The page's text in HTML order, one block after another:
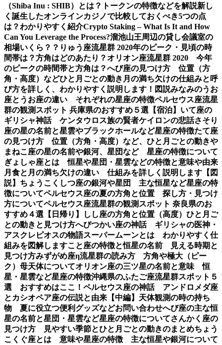
（Shiba Inu : SHIB）とは？トークンの特徴などを解説新し
く誕生したオンラインカジノで比較しておくべき5つの点
は？わかりやすく紹介Crypto Staking – What Is It and How
Can You Leverage the Process?溜池山王周辺の貸し会議室の
相場いくら？？ りゅう座流星群 2020年のピーク・見頃の時
間帯は？方角はどのあたり？オリオン座流星群 2020 今年
のピークの時間帯と方角は？へび座の見つけ方 位置（方
角・高度）などひと月ごとの動き 月の満ち欠けの仕組みと呼
び方を詳しく、わかりやすく説明します！図説みなみのうお
座とうお座の違い それぞれの星座の特徴ペルセウス座流星
群の観測スポット 兵庫県のおすすめ５選【宿泊】 いて座の
ギリシャ神話 ケンタウロス族の賢者ケイロンの悲話さそり
座の星の名前と星雲やブラックホールなど星座の特徴たて座
の見つけ方 位置（方角・高度）など、ひと月ごとの動きや
まねこ座の星の名前や銀河、星団など 星座の特徴について
ぎょしゃ座とは 恒星や星団・星雲などの特徴と意味や由来
月食と月の満ち欠けの違い 仕組みを詳しく説明します【図
説】 ちょうこくしつ座の銀河や星団 主な恒星など星座の特
徴についてペルセウス座の夏の方角と位置 探し方・見つけ
方についてペルセウス座流星群の観測スポット 奈良県のお
すすめ４選【日帰り】
しし座の方角と位置（高度）ひと月ご
との動きと見つけ方へびつかい座の神話 ギリシャの医神・
アスクレピオスの物語スーパームーンとは わかりやすく仕
組みを図解しますこと座の特徴と恒星の名前 見える時期と
見つけ方みずがめ座η流星群の読み方 方角や極大（ピー
ク）母天体についてオリオン座の三ツ星の名前と意味 恒
星・星雲など星座の特徴沖縄県のふたご座流星群スポット５
選 おすすめはここ！ ペルセウス座の神話 アンドロメダ座
とカシオペア座の伝説と由来【中編】 天体観測の時の持ち
物 夏に役立つ便利グッズなどお問い合わせへび座の主な恒
星の名前と星団・星雲など星座の特徴についてさんかく座の
見つけ方 見やすい季節とひと月ごとの動きのまとめちょう
こくぐ座とは 意味や星座の特徴 主な恒星や銀河について